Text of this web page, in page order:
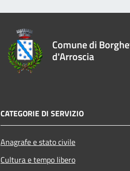
Comune di
d'Arroscia
CATEGORIE DI SERVIZIO
Anagrafe e stato civile
Cultura e tempo libero